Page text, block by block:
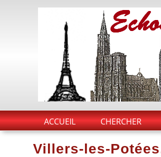
ACCUEIL CHERCHER
Villers-les-